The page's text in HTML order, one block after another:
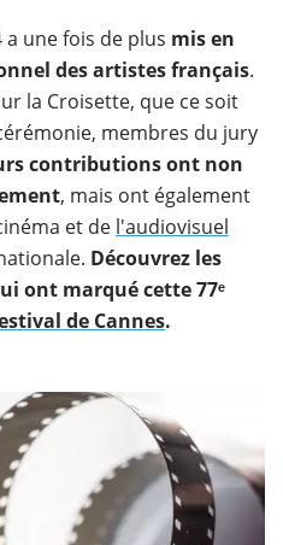
a une fois de plus mis en
des artistes français.
la Croisette, que ce soit
membres du jury
contributions ont non
, mais ont également
et de l'audiovisuel
Découvrez les
ont marqué cette 77ᵉ
de Cannes.